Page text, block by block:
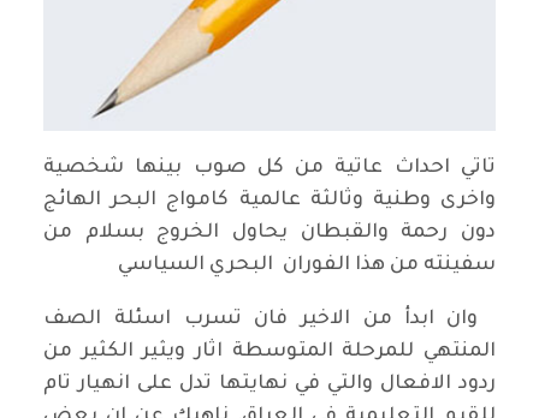
تاتي احداث عاتية من كل صوب بينها شخصية
واخرى وطنية وثالثة عالمية كامواج البحر الهائج
دون رحمة والقبطان يحاول الخروج بسلام من
سفينته من هذا الفوران البحري السياسي
وان ابدأ من الاخير فان تسرب اسئلة الصف
المنتهي للمرحلة المتوسطة اثار ويثير الكثير من
ردود الافعال والتي في نهايتها تدل على انهيار تام